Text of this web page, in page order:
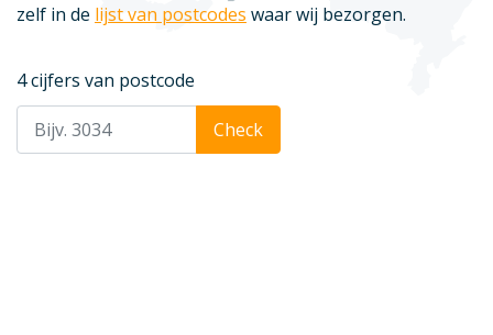
zelf in de lijst van postcodes waar wij bezorgen.
4 cijfers van postcode
Check